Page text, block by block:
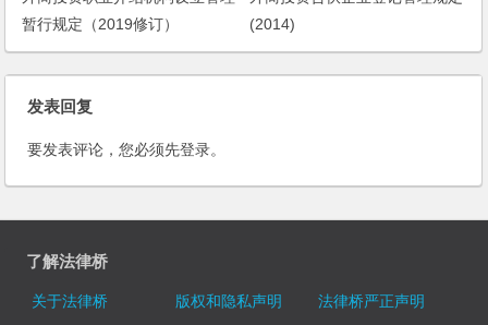
暂行规定（2019修订）
(2014)
发表回复
要发表评论，您必须先登录。
了解法律桥
关于法律桥 版权和隐私声明
法律桥严正声明